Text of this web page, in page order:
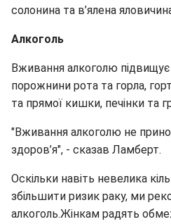
солонина та в’ялена
Алкоголь
Вживання алкоголю
порожнини рота та горла,
та прямої кишки, печінки та
"Вживання алкоголю не
здоров’я", - сказав Ламберт.
Оскільки навіть невелика
збільшити ризик раку, ми
алкоголь.Жінкам радять